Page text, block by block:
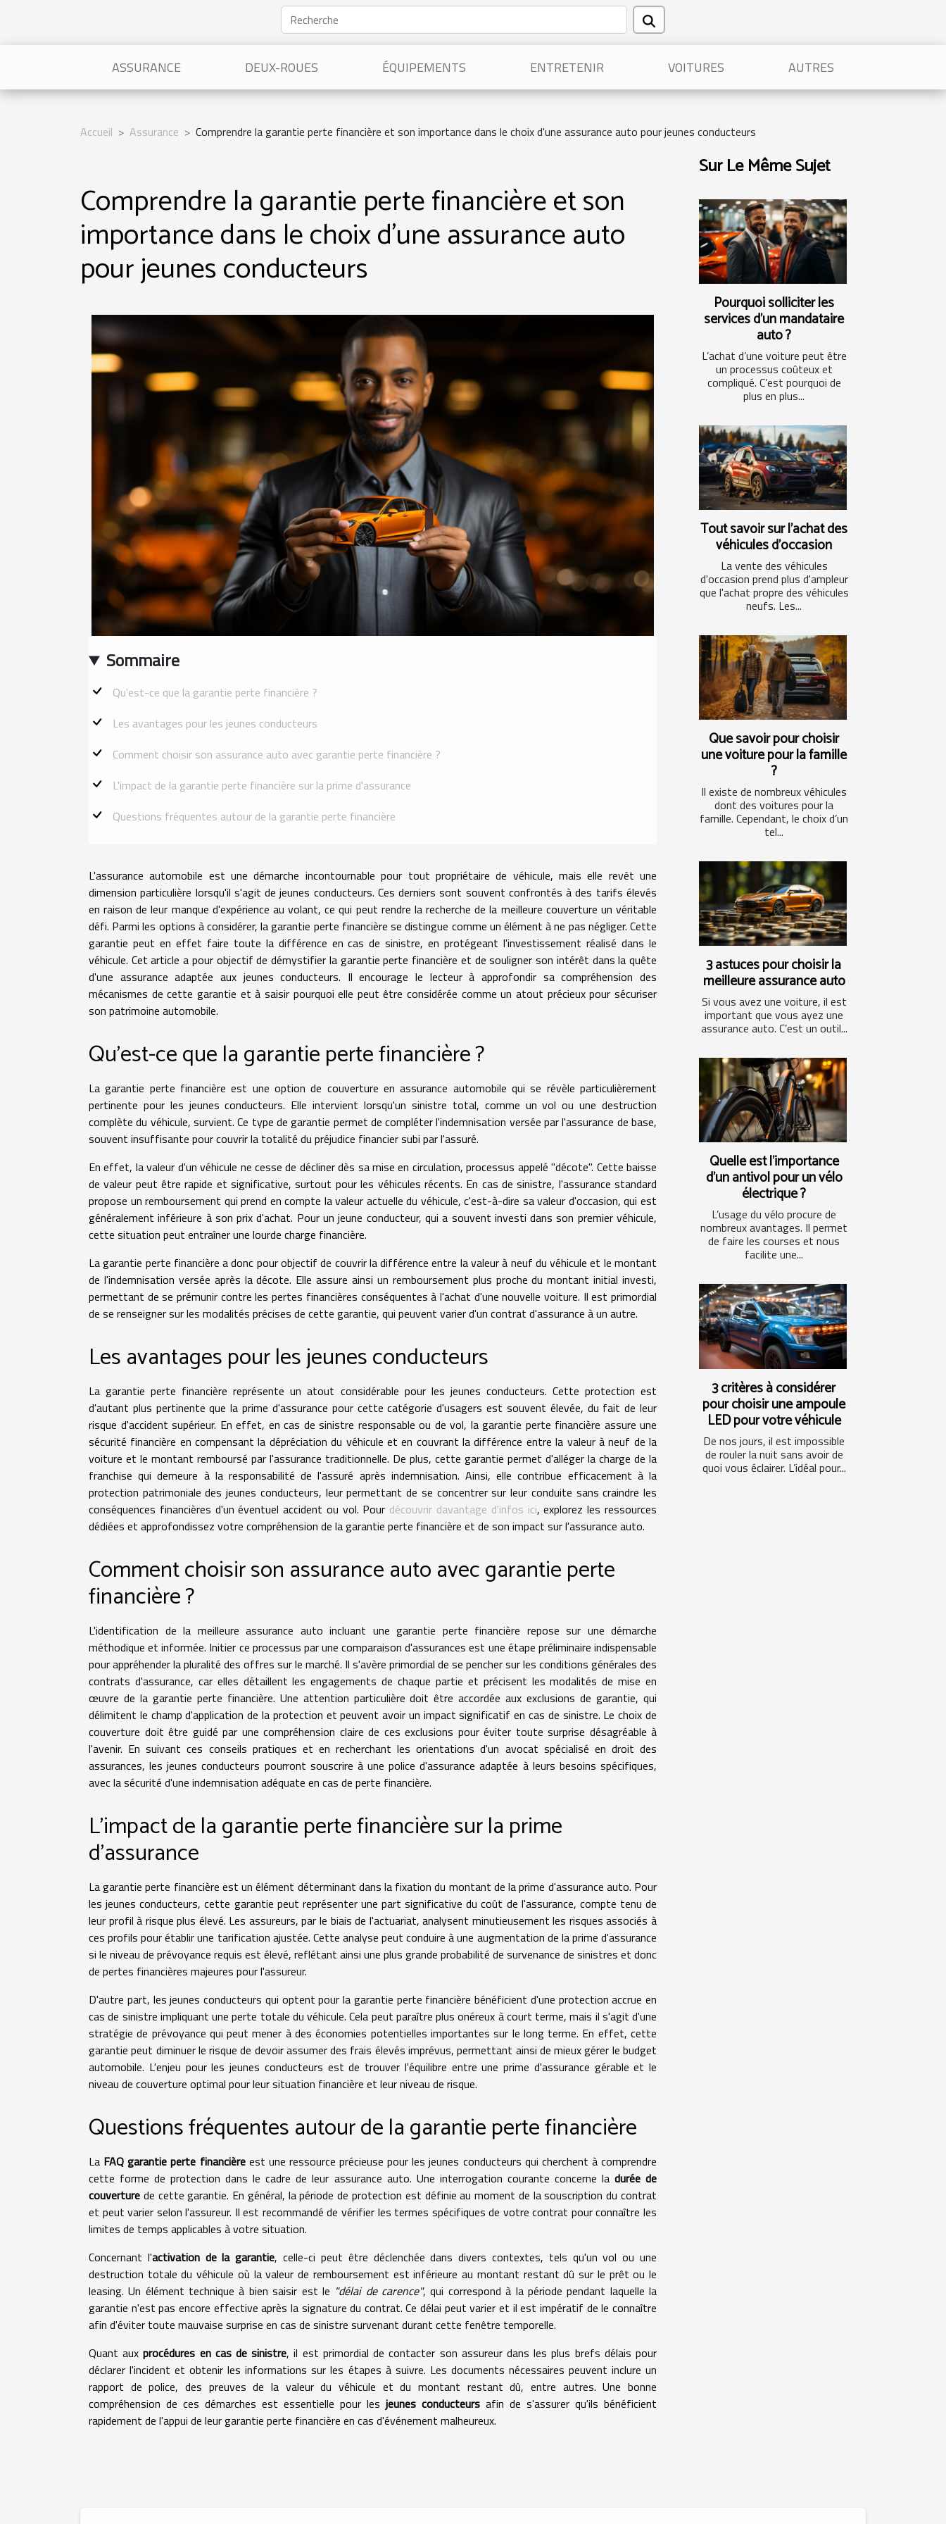
ASSURANCE DEUX-ROUES ÉQUIPEMENTS ENTRETENIR VOITURES AUTRES
Accueil Assurance Comprendre la garantie perte financière et son importance dans le choix d'une assurance auto pour jeunes conducteurs
Comprendre la garantie perte financière et son
importance dans le choix d'une assurance auto
pour jeunes conducteurs
Sommaire
Qu'est-ce que la garantie perte financière ?
Les avantages pour les jeunes conducteurs
Comment choisir son assurance auto avec garantie perte financière ?
L'impact de la garantie perte financière sur la prime d'assurance
Questions fréquentes autour de la garantie perte financière
L'assurance automobile est une démarche incontournable pour tout propriétaire de véhicule, mais elle revêt une
dimension particulière lorsqu'il s'agit de jeunes conducteurs. Ces derniers sont souvent confrontés à des tarifs élevés
en raison de leur manque d'expérience au volant, ce qui peut rendre la recherche de la meilleure couverture un véritable
défi. Parmi les options à considérer, la garantie perte financière se distingue comme un élément à ne pas négliger. Cette
garantie peut en effet faire toute la différence en cas de sinistre, en protégeant l'investissement réalisé dans le
véhicule. Cet article a pour objectif de démystifier la garantie perte financière et de souligner son intérêt dans la quête
d'une assurance adaptée aux jeunes conducteurs. Il encourage le lecteur à approfondir sa compréhension des
mécanismes de cette garantie et à saisir pourquoi elle peut être considérée comme un atout précieux pour sécuriser
son patrimoine automobile.
Qu'est-ce que la garantie perte financière ?
La garantie perte financière est une option de couverture en assurance automobile qui se révèle particulièrement
pertinente pour les jeunes conducteurs. Elle intervient lorsqu'un sinistre total, comme un vol ou une destruction
complète du véhicule, survient. Ce type de garantie permet de compléter l'indemnisation versée par l'assurance de base,
souvent insuffisante pour couvrir la totalité du préjudice financier subi par l'assuré.
En effet, la valeur d'un véhicule ne cesse de décliner dès sa mise en circulation, processus appelé "décote". Cette baisse
de valeur peut être rapide et significative, surtout pour les véhicules récents. En cas de sinistre, l'assurance standard
propose un remboursement qui prend en compte la valeur actuelle du véhicule, c'est-à-dire sa valeur d'occasion, qui est
généralement inférieure à son prix d'achat. Pour un jeune conducteur, qui a souvent investi dans son premier véhicule,
cette situation peut entraîner une lourde charge financière.
La garantie perte financière a donc pour objectif de couvrir la différence entre la valeur à neuf du véhicule et le montant
de l'indemnisation versée après la décote. Elle assure ainsi un remboursement plus proche du montant initial investi,
permettant de se prémunir contre les pertes financières conséquentes à l'achat d'une nouvelle voiture. Il est primordial
de se renseigner sur les modalités précises de cette garantie, qui peuvent varier d'un contrat d'assurance à un autre.
Les avantages pour les jeunes conducteurs
La garantie perte financière représente un atout considérable pour les jeunes conducteurs. Cette protection est
d'autant plus pertinente que la prime d'assurance pour cette catégorie d'usagers est souvent élevée, du fait de leur
risque d'accident supérieur. En effet, en cas de sinistre responsable ou de vol, la garantie perte financière assure une
sécurité financière en compensant la dépréciation du véhicule et en couvrant la différence entre la valeur à neuf de la
voiture et le montant remboursé par l'assurance traditionnelle. De plus, cette garantie permet d'alléger la charge de la
franchise qui demeure à la responsabilité de l'assuré après indemnisation. Ainsi, elle contribue efficacement à la
protection patrimoniale des jeunes conducteurs, leur permettant de se concentrer sur leur conduite sans craindre les
conséquences financières d'un éventuel accident ou vol. Pour découvrir davantage d'infos ici, explorez les ressources
dédiées et approfondissez votre compréhension de la garantie perte financière et de son impact sur l'assurance auto.
Comment choisir son assurance auto avec garantie perte
financière ?
L'identification de la meilleure assurance auto incluant une garantie perte financière repose sur une démarche
méthodique et informée. Initier ce processus par une comparaison d'assurances est une étape préliminaire indispensable
pour appréhender la pluralité des offres sur le marché. Il s'avère primordial de se pencher sur les conditions générales des
contrats d'assurance, car elles détaillent les engagements de chaque partie et précisent les modalités de mise en
œuvre de la garantie perte financière. Une attention particulière doit être accordée aux exclusions de garantie, qui
délimitent le champ d'application de la protection et peuvent avoir un impact significatif en cas de sinistre. Le choix de
couverture doit être guidé par une compréhension claire de ces exclusions pour éviter toute surprise désagréable à
l'avenir. En suivant ces conseils pratiques et en recherchant les orientations d'un avocat spécialisé en droit des
assurances, les jeunes conducteurs pourront souscrire à une police d'assurance adaptée à leurs besoins spécifiques,
avec la sécurité d'une indemnisation adéquate en cas de perte financière.
L'impact de la garantie perte financière sur la prime
d'assurance
La garantie perte financière est un élément déterminant dans la fixation du montant de la prime d'assurance auto. Pour
les jeunes conducteurs, cette garantie peut représenter une part significative du coût de l'assurance, compte tenu de
leur profil à risque plus élevé. Les assureurs, par le biais de l'actuariat, analysent minutieusement les risques associés à
ces profils pour établir une tarification ajustée. Cette analyse peut conduire à une augmentation de la prime d'assurance
si le niveau de prévoyance requis est élevé, reflétant ainsi une plus grande probabilité de survenance de sinistres et donc
de pertes financières majeures pour l'assureur.
D'autre part, les jeunes conducteurs qui optent pour la garantie perte financière bénéficient d'une protection accrue en
cas de sinistre impliquant une perte totale du véhicule. Cela peut paraître plus onéreux à court terme, mais il s'agit d'une
stratégie de prévoyance qui peut mener à des économies potentielles importantes sur le long terme. En effet, cette
garantie peut diminuer le risque de devoir assumer des frais élevés imprévus, permettant ainsi de mieux gérer le budget
automobile. L'enjeu pour les jeunes conducteurs est de trouver l'équilibre entre une prime d'assurance gérable et le
niveau de couverture optimal pour leur situation financière et leur niveau de risque.
Questions fréquentes autour de la garantie perte financière
La FAQ garantie perte financièreest une ressource précieuse pour les jeunes conducteurs qui cherchent à comprendre
cette forme de protection dans le cadre de leur assurance auto. Une interrogation courante concerne la durée de
couverture de cette garantie. En général, la période de protection est définie au moment de la souscription du contrat
et peut varier selon l'assureur. Il est recommandé de vérifier les termes spécifiques de votre contrat pour connaître les
limites de temps applicables à votre situation.
Concernant l'activation de la garantie, celle-ci peut être déclenchée dans divers contextes, tels qu'un vol ou une
destruction totale du véhicule où la valeur de remboursement est inférieure au montant restant dû sur le prêt ou le
leasing. Un élément technique à bien saisir est le "délai de carence", qui correspond à la période pendant laquelle la
garantie n'est pas encore effective après la signature du contrat. Ce délai peut varier et il est impératif de le connaître
afin d'éviter toute mauvaise surprise en cas de sinistre survenant durant cette fenêtre temporelle.
Quant auxprocédures en cas de sinistre, il est primordial de contacter son assureur dans les plus brefs délais pour
déclarer l'incident et obtenir les informations sur les étapes à suivre. Les documents nécessaires peuvent inclure un
rapport de police, des preuves de la valeur du véhicule et du montant restant dû, entre autres. Une bonne
compréhension de ces démarches est essentielle pour les jeunes conducteurs afin de s'assurer qu'ils bénéficient
rapidement de l'appui de leur garantie perte financière en cas d'événement malheureux.
Sur Le Même Sujet
Pourquoi solliciter les
services d’un mandataire
auto ?
L’achat d’une voiture peut être
un processus coûteux et
compliqué. C’est pourquoi de
plus en plus...
Tout savoir sur l'achat des
véhicules d'occasion
La vente des véhicules
d'occasion prend plus d'ampleur
que l'achat propre des véhicules
neufs. Les...
Que savoir pour choisir
une voiture pour la famille
?
Il existe de nombreux véhicules
dont des voitures pour la
famille. Cependant, le choix d’un
tel...
3 astuces pour choisir la
meilleure assurance auto
Si vous avez une voiture, il est
important que vous ayez une
assurance auto. C’est un outil...
Quelle est l’importance
d’un antivol pour un vélo
électrique ?
L’usage du vélo procure de
nombreux avantages. Il permet
de faire les courses et nous
facilite une...
3 critères à considérer
pour choisir une ampoule
LED pour votre véhicule
De nos jours, il est impossible
de rouler la nuit sans avoir de
quoi vous éclairer. L’idéal pour...